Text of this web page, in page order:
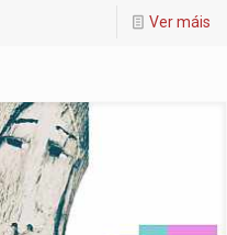
Ver máis